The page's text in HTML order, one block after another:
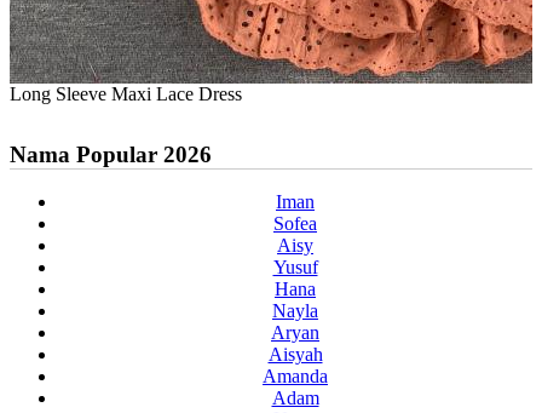
Long Sleeve Maxi Lace Dress
Nama Popular 2026
Iman
Sofea
Aisy
Yusuf
Hana
Nayla
Aryan
Aisyah
Amanda
Adam